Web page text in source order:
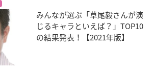
みんなが選ぶ「草尾毅さんが演
じるキャラといえば？」TOP10
の結果発表！【2021年版】